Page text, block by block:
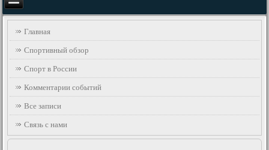
Главная
Спортивный обзор
Спорт в России
Комментарии событий
Все записи
Связь с нами